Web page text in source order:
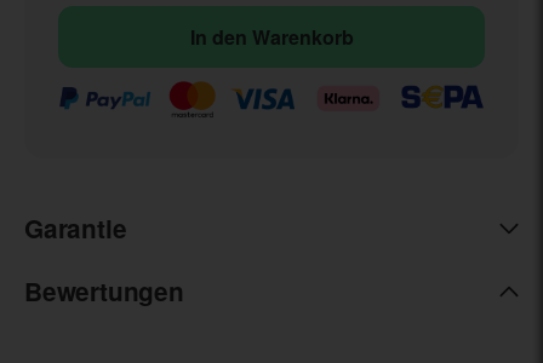
In den Warenkorb
Garantie
Bewertungen